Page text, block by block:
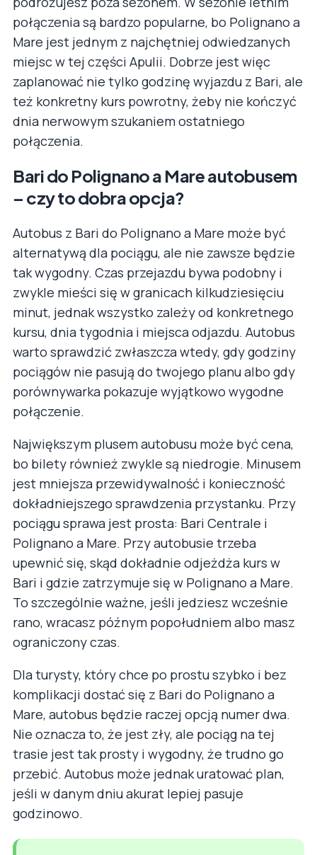
połączenia są bardzo popularne, bo Polignano a
Mare jest jednym z najchętniej odwiedzanych
miejsc w tej części Apulii. Dobrze jest więc
zaplanować nie tylko godzinę wyjazdu z Bari, ale
też konkretny kurs powrotny, żeby nie kończyć
dnia nerwowym szukaniem ostatniego
połączenia.
Bari do Polignano a Mare autobusem
– czy to dobra opcja?
Autobus z Bari do Polignano a Mare może być
alternatywą dla pociągu, ale nie zawsze będzie
tak wygodny. Czas przejazdu bywa podobny i
zwykle mieści się w granicach kilkudziesięciu
minut, jednak wszystko zależy od konkretnego
kursu, dnia tygodnia i miejsca odjazdu. Autobus
warto sprawdzić zwłaszcza wtedy, gdy godziny
pociągów nie pasują do twojego planu albo gdy
porównywarka pokazuje wyjątkowo wygodne
połączenie.
Największym plusem autobusu może być cena,
bo bilety również zwykle są niedrogie. Minusem
jest mniejsza przewidywalność i konieczność
dokładniejszego sprawdzenia przystanku. Przy
pociągu sprawa jest prosta: Bari Centrale i
Polignano a Mare. Przy autobusie trzeba
upewnić się, skąd dokładnie odjeżdża kurs w
Bari i gdzie zatrzymuje się w Polignano a Mare.
To szczególnie ważne, jeśli jedziesz wcześnie
rano, wracasz późnym popołudniem albo masz
ograniczony czas.
Dla turysty, który chce po prostu szybko i bez
komplikacji dostać się z Bari do Polignano a
Mare, autobus będzie raczej opcją numer dwa.
Nie oznacza to, że jest zły, ale pociąg na tej
trasie jest tak prosty i wygodny, że trudno go
przebić. Autobus może jednak uratować plan,
jeśli w danym dniu akurat lepiej pasuje
godzinowo.